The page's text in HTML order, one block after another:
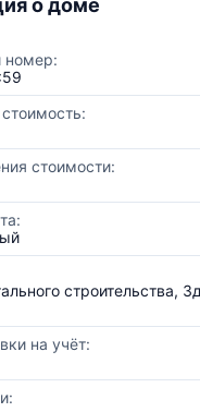
о доме
номер:
стоимости:
строительства,
на учёт: